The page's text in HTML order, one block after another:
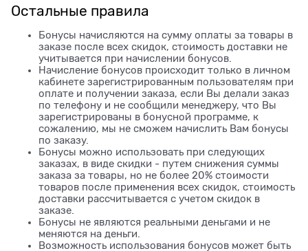
Остальные правила
Бонусы начисляются на сумму оплаты за товары в
заказе после всех скидок, стоимость доставки не
учитывается при начислении бонусов.
Начисление бонусов происходит только в личном
кабинете зарегистрированным пользователям при
оплате и получении заказа, если Вы делали заказ
по телефону и не сообщили менеджеру, что Вы
зарегистрированы в бонусной программе, к
сожалению, мы не сможем начислить Вам бонусы
по заказу.
Бонусы можно использовать при следующих
заказах, в виде скидки - путем снижения суммы
заказа за товары, но не более 20% стоимости
товаров после применения всех скидок, стоимость
доставки рассчитывается с учетом скидок в
заказе.
Бонусы не являются реальными деньгами и не
меняются на деньги.
Возможность использования бонусов может быть